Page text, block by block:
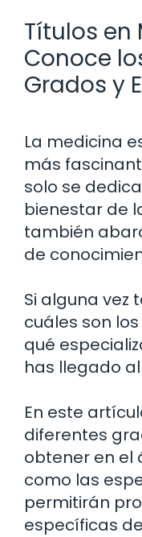
Títulos en
Conoce
Grados y
La medicina
más
solo se
bienestar de
también
de
Si alguna vez
cuáles son
qué
has llegado
En este
diferentes
obtener en el
como las
permitirán
específicas